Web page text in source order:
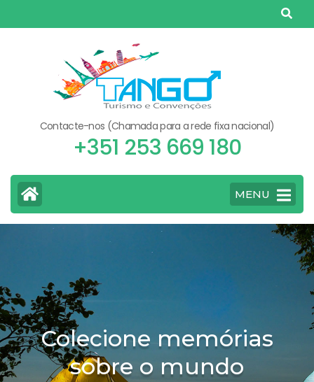
to
Contacte-nos (Chamada para a rede fixa nacional)
+351 253 669 180
MENU
Colecione memórias
sobre o mundo